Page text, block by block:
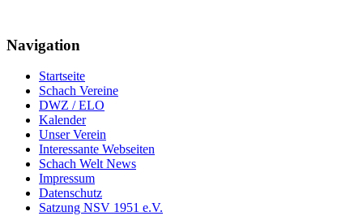
Navigation
Startseite
Schach Vereine
DWZ / ELO
Kalender
Unser Verein
Interessante Webseiten
Schach Welt News
Impressum
Datenschutz
Satzung NSV 1951 e.V.